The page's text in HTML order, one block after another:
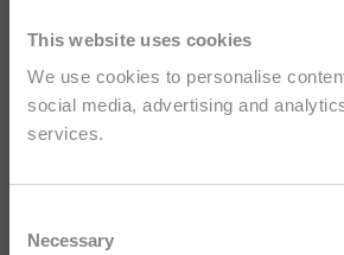
This website uses cookies
We use cookies to personalise
social media, advertising and
services.
Selection
Necessary